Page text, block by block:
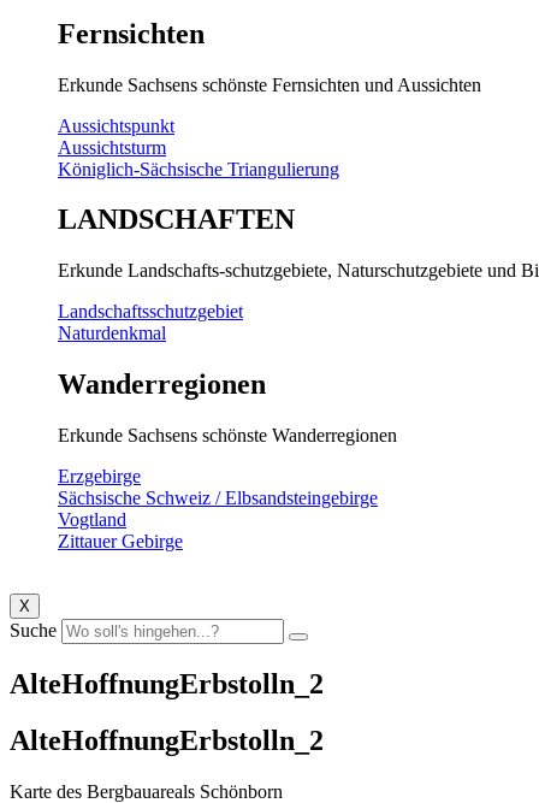
Fernsichten
Erkunde Sachsens schönste Fernsichten und Aussichten
Aussichtspunkt
Aussichtsturm
Königlich-Sächsische Triangulierung
LANDSCHAFTEN
Erkunde Landschafts-schutzgebiete, Naturschutzgebiete und
Landschaftsschutzgebiet
Naturdenkmal
Wanderregionen
Erkunde Sachsens schönste Wanderregionen
Erzgebirge
Sächsische Schweiz / Elbsandsteingebirge
Vogtland
Zittauer Gebirge
X
Suche
AlteHoffnungErbstolln_2
AlteHoffnungErbstolln_2
Karte des Bergbauareals Schönborn